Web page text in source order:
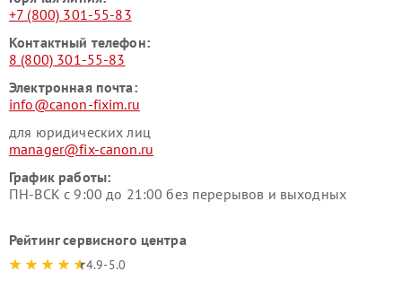
+7 (800) 301-55-83
Контактный телефон:
8 (800) 301-55-83
Электронная почта:
info@canon-fixim.ru
для юридических лиц
manager@fix-canon.ru
График работы:
ПН-ВСК с 9:00 до 21:00 без перерывов и выходных
Рейтинг сервисного центра
4.9-5.0